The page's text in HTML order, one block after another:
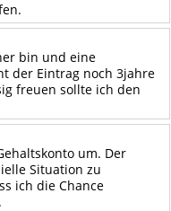
bin und eine
der Eintrag noch 3jahre
freuen sollte ich den
um. Der
Situation zu
ich die Chance